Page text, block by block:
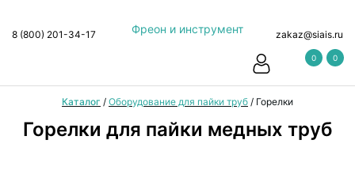
Фреон и инструмент
8 (800) 201-34-17 zakaz@siais.ru
0 0
Каталог / Оборудование для пайки труб / Горелки
Горелки для пайки медных труб